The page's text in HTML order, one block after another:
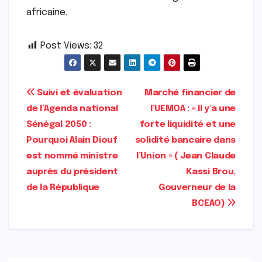
africaine.
Post Views: 32
Navigation
de
l’article
Marché financier de
l’UEMOA : « Il y’a une
forte liquidité et une
solidité bancaire dans
l’Union » ( Jean Claude
Kassi Brou,
Gouverneur de la
BCEAO)
Suivi et évaluation
de l’Agenda national
Sénégal 2050 :
Pourquoi Alain Diouf
est nommé ministre
auprès du président
de la République